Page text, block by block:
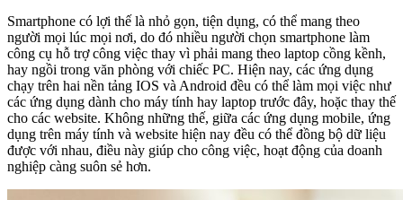
Smartphone có lợi thế là nhỏ gọn, tiện dụng, có thể mang theo
người mọi lúc mọi nơi, do đó nhiều người chọn smartphone làm
công cụ hỗ trợ công việc thay vì phải mang theo laptop cồng kềnh,
hay ngồi trong văn phòng với chiếc PC. Hiện nay, các ứng dụng
chạy trên hai nền tảng IOS và Android đều có thể làm mọi việc như
các ứng dụng dành cho máy tính hay laptop trước đây, hoặc thay thế
cho các website. Không những thế, giữa các ứng dụng mobile, ứng
dụng trên máy tính và website hiện nay đều có thể đồng bộ dữ liệu
được với nhau, điều này giúp cho công việc, hoạt động của doanh
nghiệp càng suôn sẻ hơn.